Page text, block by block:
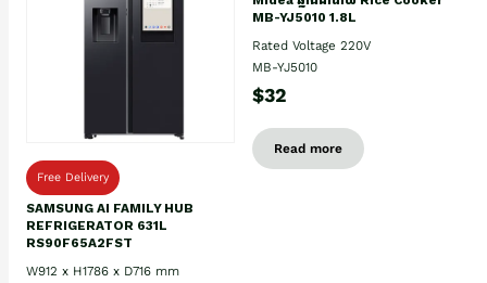
Free Delivery
SAMSUNG AI FAMILY HUB
REFRIGERATOR 631L
RS90F65A2FST
W912 x H1786 x D716 mm
MB-YJ5010 1.8L
Rated Voltage 220V
MB-YJ5010
$32
Read more